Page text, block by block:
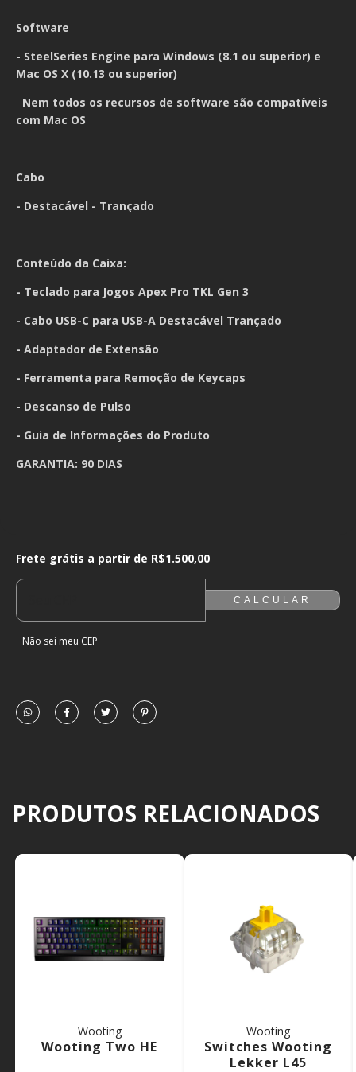
Software
- SteelSeries Engine para Windows (8.1 ou superior) e
Mac OS X (10.13 ou superior)
Nem todos os recursos de software são compatíveis
com Mac OS
Cabo
- Destacável - Trançado
Conteúdo da Caixa:
- Teclado para Jogos Apex Pro TKL Gen 3
- Cabo USB-C para USB-A Destacável Trançado
- Adaptador de Extensão
- Ferramenta para Remoção de Keycaps
- Descanso de Pulso
- Guia de Informações do Produto
GARANTIA: 90 DIAS
Frete grátis a partir deR$1.500,00
ALTERAR CEP
Frete grátis a partir de R$1.500,00
CALCULAR
Não sei meu CEP
PRODUTOS RELACIONADOS
Wooting
Wooting Two HE
Wooting
Switches Wooting
Lekker L45